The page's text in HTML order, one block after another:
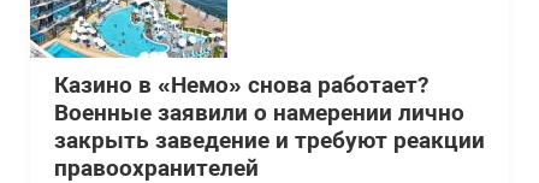
Казино в «Немо» снова работает?
Военные заявили о намерении лично
закрыть заведение и требуют реакции
правоохранителей